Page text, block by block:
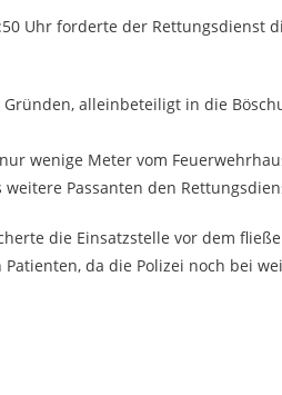
Uhr forderte der Rettungsdienst
Gründen, alleinbeteiligt in die
wenige Meter vom
Passanten den
die Einsatzstelle vor dem
da die Polizei noch bei